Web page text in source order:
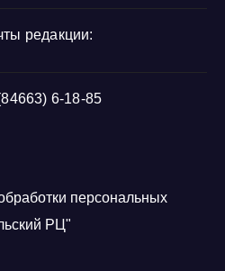
редакции:
6-18-85
персональных
РЦ"